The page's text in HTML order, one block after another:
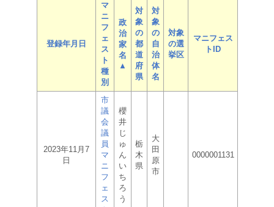
登録年月日
マ
ニ
フ
ェ
ス
ト
種
別
政
治
家
名
▲
対
象
の
都
道
府
県
対
象
の
自
治
体
名
対象
の選
挙区
マニフェス
トID
2023年11月7
日
市
議
会
議
員
マ
ニ
フ
ェ
ス
櫻
井
じ
ゅ
ん
い
ち
ろ
う
栃
木
県
大
田
原
市
0000001131